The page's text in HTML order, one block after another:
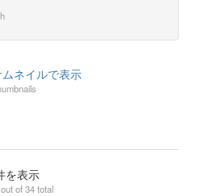
ネイルで表示
を表示
of 34 total